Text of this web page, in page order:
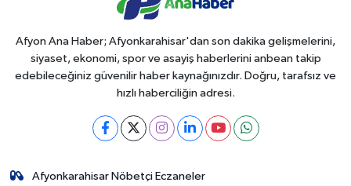
Afyon Ana Haber; Afyonkarahisar'dan son dakika gelişmelerini,
siyaset, ekonomi, spor ve asayiş haberlerini anbean takip
edebileceğiniz güvenilir haber kaynağınızdır. Doğru, tarafsız ve
hızlı haberciliğin adresi.
Afyonkarahisar Nöbetçi Eczaneler